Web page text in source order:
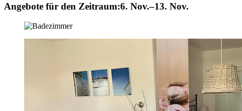
Angebote für den Zeitraum:6. Nov.–13. Nov.